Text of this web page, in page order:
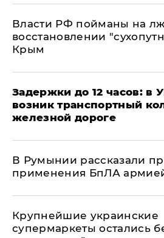
Власти РФ пойманы на
восстановлении
Крым
Задержки до 12 часов: в
возник транспортный
железной дороге
В Румынии рассказали
применения БпЛА
Крупнейшие украинские
супермаркеты остались